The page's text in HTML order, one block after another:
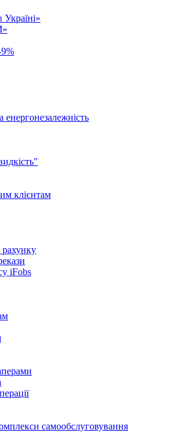
енергонезалежність
клієнтам
рахунку
iFobs
самообслуговування